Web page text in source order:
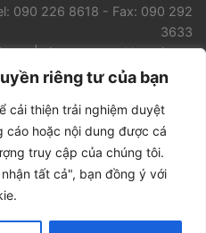
riêng tư của bạn
cải thiện trải nghiệm duyệt
cáo hoặc nội dung được cá
truy cập của chúng tôi.
tất cả", bạn đồng ý với
090 226 8618 - Fax: 090 292
3633
| vietnam@worldcourier.vn
TỨC LIÊN HỆ
vận Quốc tế Nội địa Đông
Láng Hạ, Phường Giảng Võ,
A4 (K300), Phường Bảy